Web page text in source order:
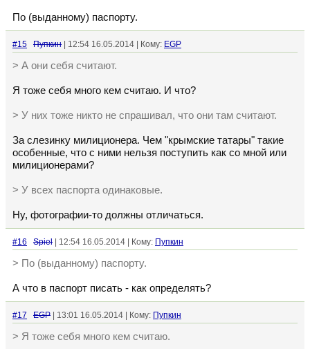
По (выданному) паспорту.
#15 Пупкин | 12:54 16.05.2014 | Кому: EGP
> А они себя считают.
Я тоже себя много кем считаю. И что?
> У них тоже никто не спрашивал, что они там считают.
За слезинку милиционера. Чем "крымские татары" такие
особенные, что с ними нельзя поступить как со мной или
милиционерами?
> У всех паспорта одинаковые.
Ну, фотографии-то должны отличаться.
#16 Spiel | 12:54 16.05.2014 | Кому: Пупкин
> По (выданному) паспорту.
А что в паспорт писать - как определять?
#17 EGP | 13:01 16.05.2014 | Кому: Пупкин
> Я тоже себя много кем считаю.